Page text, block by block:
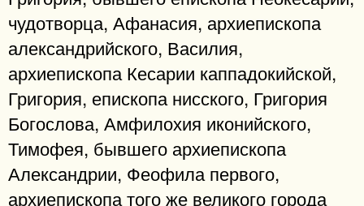
чудотворца, Афанасия, архиепископа
александрийского, Василия,
архиепископа Кесарии каппадокийской,
Григория, епископа нисского, Григория
Богослова, Амфилохия иконийского,
Тимофея, бывшего архиепископа
Александрии, Феофила первого,
архиепископа того же великого города